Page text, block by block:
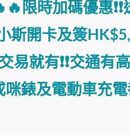
限時加碼優惠❗❗
斯開卡及簽
就有❗❗交通有
咪錶及電動車充